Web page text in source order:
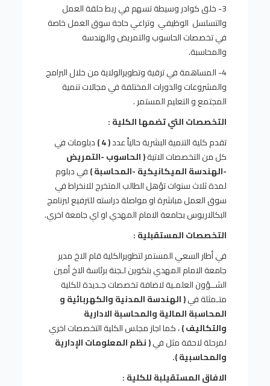
3- خلق كوادر وسيطة تسهم في ربط حلقة العمل
والتسلسل الوظيفي وتراعي حاجة سوق العمل خاصة
في تخصصات الحاسوب والتمريض والهندسة
والمحاسبة.
4- المساهمة في ترقية وتطويرالولاية من خلال البرامج
والمشروعات والدورات المختلفة في مجالات تنمية
المجتمع و التعليم المستمر .
التخصصات التي تضمها الكلية :
تقدم كلية التنمية البشرية حالياً عدد( 4 )
دبلومات في
كل من التخصصات الاتية( الحاسوب -التمريض
-الهندسة الميكانيكية -المحاسبة )في دبلوم
لمدة ثلاث سنوات تؤهل الطالب المتخرج للانخراط في
سوق العمل مباشرة او مواصلة دراسته للترفيع لبرنامج
البكالاريوس بجامعة الامام المهدي او اي جامعة اخري.
التخصصات المستقبلية :
في أطار السعي المستمر لتطويرالكلية قام الاخ مدير
جامعة الامام المهدي بتكوين لـجنة برئاسة الاخ أمين
الشــؤون العلمـية لاضافة تخصصات جـديدة للكلية
متـمثلة في( الهندسة المدنية والكهربائية و
المحاسبة المالية والمحاسبة الادارية
والتكاليف )، كما اجاز مجلس الكلية التخصصات اخري
لمرحلة لاحقة مثل في( نظم المعلومات الإدارية
والمحاسبية ).
الافاق المستقيلبة للكلية :